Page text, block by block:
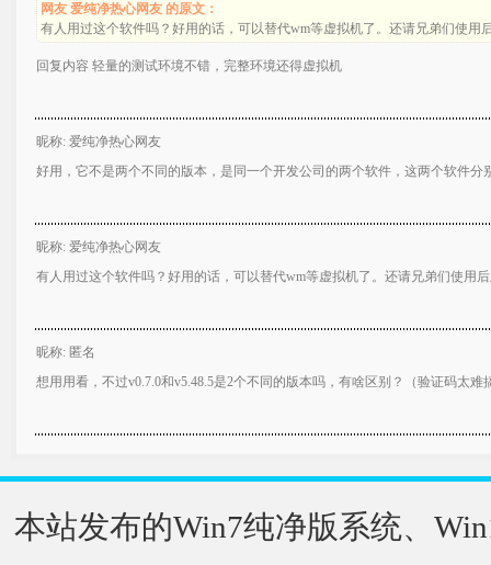
网友 爱纯净热心网友 的原文：
有人用过这个软件吗？好用的话，可以替代wm等虚拟机了。还请兄弟们使用
回复内容 轻量的测试环境不错，完整环境还得虚拟机
昵称: 爱纯净热心网友
好用，它不是两个不同的版本，是同一个开发公司的两个软件，这两个软件分
昵称: 爱纯净热心网友
有人用过这个软件吗？好用的话，可以替代wm等虚拟机了。还请兄弟们使用
昵称: 匿名
想用用看，不过v0.7.0和v5.48.5是2个不同的版本吗，有啥区别？（验证码太难
本站发布的Win7纯净版系统、